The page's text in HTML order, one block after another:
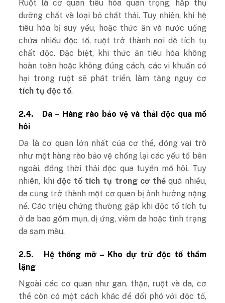
Ruột là cơ quan tiêu hóa quan trọng, hấp thụ
dưỡng chất và loại bỏ chất thải. Tuy nhiên, khi hệ
tiêu hóa bị suy yếu, hoặc thức ăn và nước uống
chứa nhiều độc tố, ruột trở thành nơi dễ tích tụ
chất độc. Đặc biệt, khi thức ăn tiêu hóa không
hoàn toàn hoặc không đúng cách, các vi khuẩn có
hại trong ruột sẽ phát triển, làm tăng nguy cơ
tích tụ độc tố.
2.4.
Da – Hàng rào bảo vệ và thải độc qua mồ
hôi
Da là cơ quan lớn nhất của cơ thể, đóng vai trò
như một hàng rào bảo vệ chống lại các yếu tố bên
ngoài, đồng thời thải độc qua tuyến mồ hôi. Tuy
nhiên, khiđộc tố tích tụ trong cơ thểquá nhiều,
da cũng trở thành một cơ quan bị ảnh hưởng nặng
nề. Các triệu chứng thường gặp khi độc tố tích tụ
ở da bao gồm mụn, dị ứng, viêm da hoặc tình trạng
da sạm màu.
2.5.
Hệ thống mỡ – Kho dự trữ độc tố thầm
lặng
Ngoài các cơ quan như gan, thận, ruột và da, cơ
thể còn có một cách khác để đối phó với độc tố,